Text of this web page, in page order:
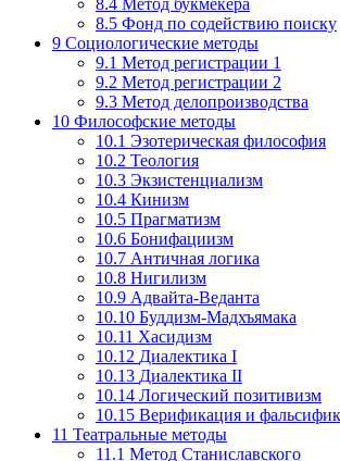
8.5 Фонд по содействию поиску
9 Социологические методы
9.1 Метод регистрации 1
9.2 Метод регистрации 2
9.3 Метод делопроизводства
10 Философские методы
10.1 Эзотерическая философия
10.2 Теология
10.3 Экзистенциализм
10.4 Кинизм
10.5 Прагматизм
10.6 Бонифациизм
10.7 Античная логика
10.8 Нигилизм
10.9 Адвайта-Веданта
10.10 Буддизм-Мадхъямака
10.11 Хасидизм
10.12 Диалектика I
10.13 Диалектика II
10.14 Логический позитивизм
10.15 Верификация и
11 Театральные методы
11.1 Метод Станиславского